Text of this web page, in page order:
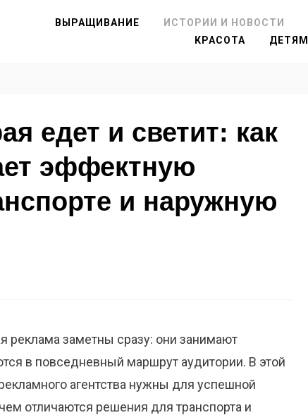
ВЫРАЩИВАНИЕ ИСТОРИИ И НОВОСТИ
КРАСОТА
ДЕТЯМ
едет и светит: как
эффектную
и наружную
реклама заметны сразу: они занимают
в повседневный маршрут аудитории. В этой
агентства нужны для успешной
отличаются решения для транспорта и